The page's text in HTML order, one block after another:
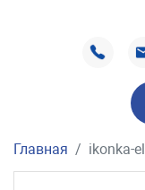
Главная ikonka-